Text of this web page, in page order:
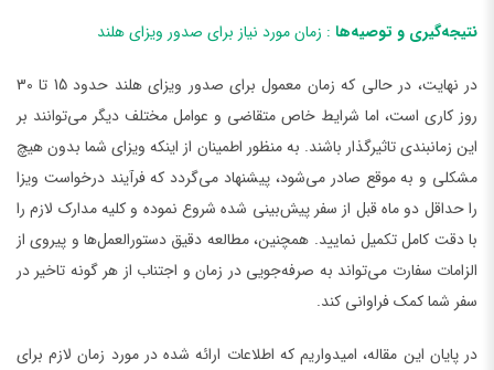
نتیجه‌گیری و توصیه‌ها : زمان مورد نیاز برای صدور ویزای هلند
در نهایت، در حالی که زمان معمول برای صدور ویزای هلند حدود 15 تا 30
روز کاری است، اما شرایط خاص متقاضی و عوامل مختلف دیگر می‌توانند بر
این زمانبندی تاثیرگذار باشند. به منظور اطمینان از اینکه ویزای شما بدون هیچ
مشکلی و به موقع صادر می‌شود، پیشنهاد می‌گردد که فرآیند درخواست ویزا
را حداقل دو ماه قبل از سفر پیش‌بینی شده شروع نموده و کلیه مدارک لازم را
با دقت کامل تکمیل نمایید. همچنین، مطالعه دقیق دستورالعمل‌ها و پیروی از
الزامات سفارت می‌تواند به صرفه‌جویی در زمان و اجتناب از هر گونه تاخیر در
سفر شما کمک فراوانی کند.
در پایان این مقاله، امیدواریم که اطلاعات ارائه شده در مورد زمان لازم برای